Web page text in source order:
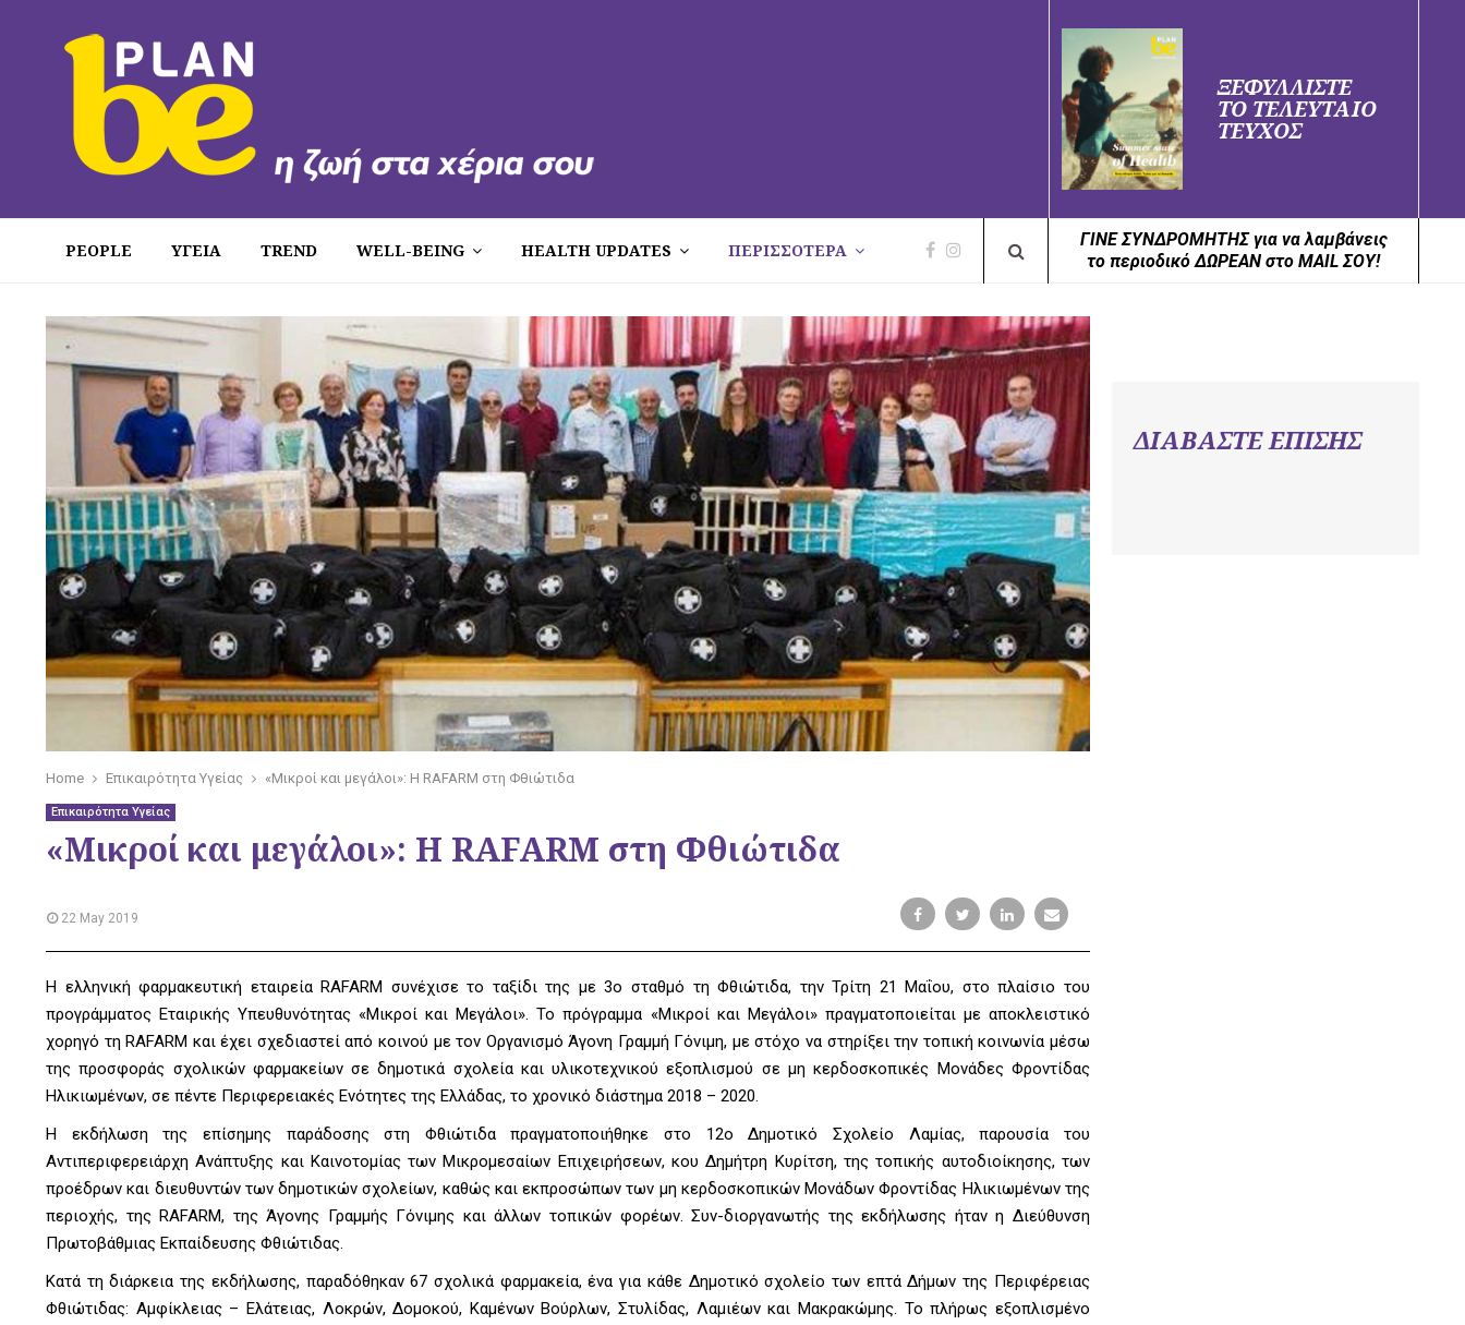
ΞΕΦΥΛΛΙΣΤΕ
ΤΟ ΤΕΛΕΥΤΑΙΟ
ΤΕΥΧΟΣ
PEOPLE ΥΓΕΙΑ TREND WELL-BEING HEALTH UPDATES ΠΕΡΙΣΣΟΤΕΡΑ
ΓΙΝΕ ΣΥΝΔΡΟΜΗΤΗΣ για να λαμβάνεις
το περιοδικό ΔΩΡΕΑΝ στο MAIL ΣΟΥ!
Home Επικαιρότητα Υγείας «Μικροί και μεγάλοι»: Η RAFARM στη Φθιώτιδα
Επικαιρότητα Υγείας
«Μικροί και μεγάλοι»: Η RAFARM στη Φθιώτιδα
22 May 2019
Η ελληνική φαρμακευτική εταιρεία RAFARM συνέχισε το ταξίδι της με 3ο σταθμό τη Φθιώτιδα, την Τρίτη 21 Μαΐου, στο πλαίσιο του
προγράμματος Εταιρικής Υπευθυνότητας «Μικροί και Μεγάλοι». Το πρόγραμμα «Μικροί και Μεγάλοι» πραγματοποιείται με αποκλειστικό
χορηγό τη RAFARM και έχει σχεδιαστεί από κοινού με τον Οργανισμό Άγονη Γραμμή Γόνιμη, με στόχο να στηρίξει την τοπική κοινωνία μέσω
της προσφοράς σχολικών φαρμακείων σε δημοτικά σχολεία και υλικοτεχνικού εξοπλισμού σε μη κερδοσκοπικές Μονάδες Φροντίδας
Ηλικιωμένων, σε πέντε Περιφερειακές Ενότητες της Ελλάδας, το χρονικό διάστημα 2018 – 2020.
Η εκδήλωση της επίσημης παράδοσης στη Φθιώτιδα πραγματοποιήθηκε στο 12ο Δημοτικό Σχολείο Λαμίας, παρουσία του
Αντιπεριφερειάρχη Ανάπτυξης και Καινοτομίας των Μικρομεσαίων Επιχειρήσεων, κου Δημήτρη Κυρίτση, της τοπικής αυτοδιοίκησης, των
προέδρων και διευθυντών των δημοτικών σχολείων, καθώς και εκπροσώπων των μη κερδοσκοπικών Μονάδων Φροντίδας Ηλικιωμένων της
περιοχής, της RAFARM, της Άγονης Γραμμής Γόνιμης και άλλων τοπικών φορέων. Συν-διοργανωτής της εκδήλωσης ήταν η Διεύθυνση
Πρωτοβάθμιας Εκπαίδευσης Φθιώτιδας.
Κατά τη διάρκεια της εκδήλωσης, παραδόθηκαν 67 σχολικά φαρμακεία, ένα για κάθε Δημοτικό σχολείο των επτά Δήμων της Περιφέρειας
Φθιώτιδας: Αμφίκλειας – Ελάτειας, Λοκρών, Δομοκού, Καμένων Βούρλων, Στυλίδας, Λαμιέων και Μακρακώμης. Το πλήρως εξοπλισμένο
ΔΙΑΒΑΣΤΕ ΕΠΙΣΗΣ